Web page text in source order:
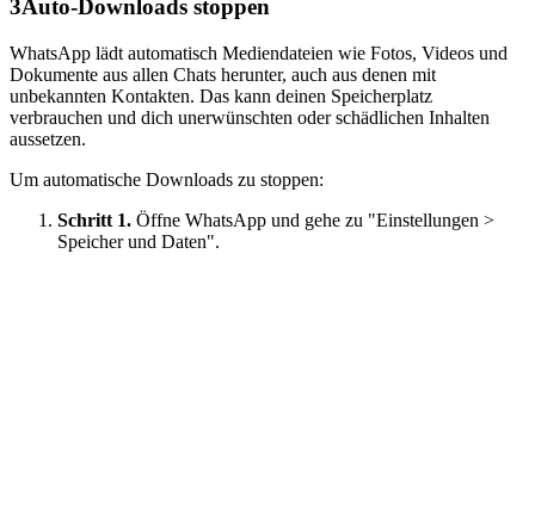
3Auto-Downloads stoppen
WhatsApp lädt automatisch Mediendateien wie Fotos, Videos und
Dokumente aus allen Chats herunter, auch aus denen mit
unbekannten Kontakten. Das kann deinen Speicherplatz
verbrauchen und dich unerwünschten oder schädlichen Inhalten
aussetzen.
Um automatische Downloads zu stoppen:
Schritt 1. Öffne WhatsApp und gehe zu "Einstellungen >
Speicher und Daten".